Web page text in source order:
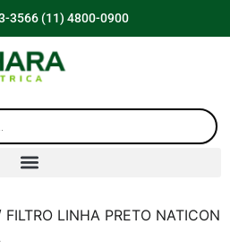
3566 (11) 4800-0900
FILTRO LINHA PRETO NATICON